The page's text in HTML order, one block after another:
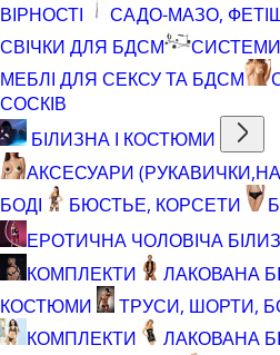
ВІРНОСТІ
САДО-МАЗО,
СВІЧКИ ДЛЯ БДСМ
СИСТЕМИ
МЕБЛІ ДЛЯ СЕКСУ ТА БДСМ
СОСКІВ
БІЛИЗНА І КОСТЮМИ
АКСЕСУАРИ
БОДІ
БЮСТЬЕ, КОРСЕТИ
ЕРОТИЧНА ЧОЛОВІЧА
КОМПЛЕКТИ
ЛАКОВАНА
КОСТЮМИ
ТРУСИ, ШОРТИ,
КОМПЛЕКТИ
ЛАКОВАНА